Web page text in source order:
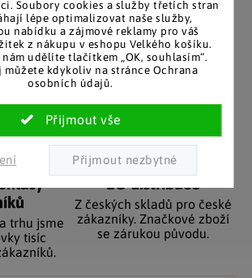
Soubory cookies a služby třetích stran
lépe optimalizovat naše služby,
nabídku a zájmové reklamy pro váš
z nákupu v eshopu Velkého košíku.
udělíte tlačítkem „OK, souhlasím“.
můžete kdykoliv na stránce Ochrana
osobních údajů.
férové
situaci.
Katalog v tištěné
podobě
Stálým zákazníkům
do schránky.
trhu jsme
tisíc
EU distribuce
Z českých skladů pro české
zákazníky. Značkové zboží
se zárukou původu.